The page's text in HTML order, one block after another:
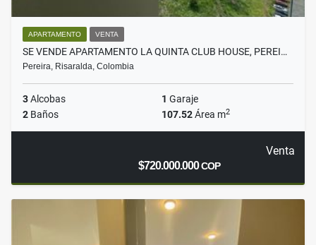
APARTAMENTO VENTA
SE VENDE APARTAMENTO LA QUINTA CLUB HOUSE, PEREI…
Pereira, Risaralda, Colombia
3Alcobas 1 Garaje
2 Baños 107.52Área m2
Venta
$720.000.000COP